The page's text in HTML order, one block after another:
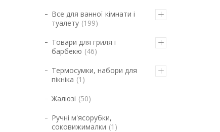
Все для ванної кімнати і
туалету 199
Товари для гриля і
барбекю 46
Термосумки, набори для
пікніка 1
Жалюзі 50
Ручні м'ясорубки,
соковижималки 1